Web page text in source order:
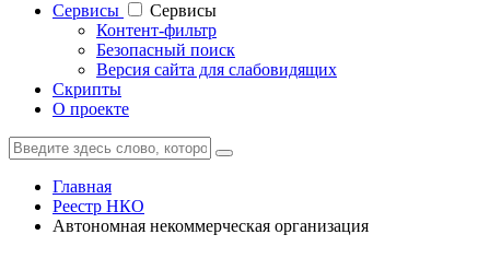
Cервисы
Cервисы
Контент-фильтр
Безопасный поиск
Версия сайта для слабовидящих
Скрипты
О проекте
Главная
Реестр НКО
Автономная некоммерческая организация